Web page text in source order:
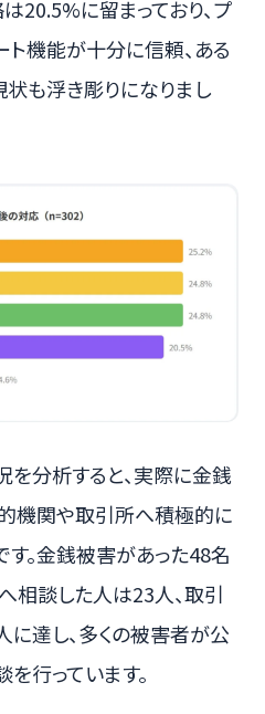
20.5%に留まっており、プ
ト機能が十分に信頼、ある
も浮き彫りになりまし
分析すると、実際に金銭
機関や取引所へ積極的に
。金銭被害があった48名
相談した人は23人、取引
達し、多くの被害者が公
行っています。